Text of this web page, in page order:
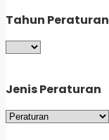
Tahun Peraturan
Jenis Peraturan